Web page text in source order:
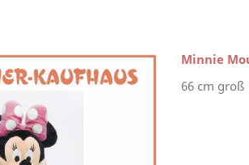
Minnie
66 cm groß